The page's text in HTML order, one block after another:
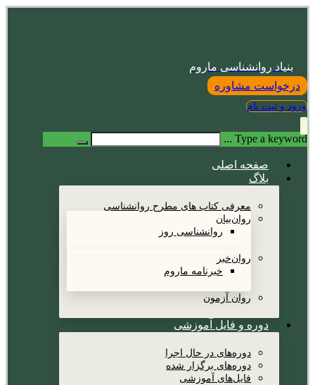
بنیاد روانشناسی ماروم
درخواست مشاوره
ورود و ثبت نام
Type a keyword ...
صفحه اصلی
بلاگ
معرفی کتاب های مطرح روانشناسی
روان‌بیان
روانشناسی روز
روان‌خبر
خبرنامه ماروم
روان آزمون
دوره و فایل آموزشی
دوره‌های در حال اجرا
دوره‌های برگزار شده
فایل‌های آموزشی